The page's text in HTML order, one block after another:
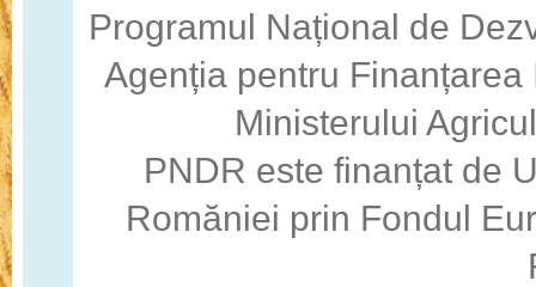
Programul Național de
Agenția pentru
Ministerului
PNDR este finanțat de
Romăniei prin Fondul